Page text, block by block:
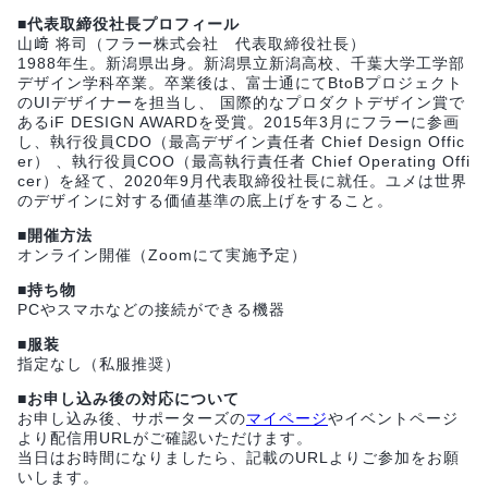
■代表取締役社長プロフィール
山﨑 将司（フラー株式会社 代表取締役社長）
1988年生。新潟県出身。新潟県立新潟高校、千葉大学工学部
デザイン学科卒業。卒業後は、富士通にてBtoBプロジェクト
のUIデザイナーを担当し、 国際的なプロダクトデザイン賞で
あるiF DESIGN AWARDを受賞。2015年3月にフラーに参画
し、執行役員CDO（最高デザイン責任者 Chief Design Offic
er） 、執行役員COO（最高執行責任者 Chief Operating Offi
cer）を経て、2020年9月代表取締役社長に就任。ユメは世界
のデザインに対する価値基準の底上げをすること。
■開催方法
オンライン開催（Zoomにて実施予定）
■持ち物
PCやスマホなどの接続ができる機器
■服装
指定なし（私服推奨）
■お申し込み後の対応について
お申し込み後、サポーターズのマイページやイベントページ
より配信用URLがご確認いただけます。
当日はお時間になりましたら、記載のURLよりご参加をお願
いします。